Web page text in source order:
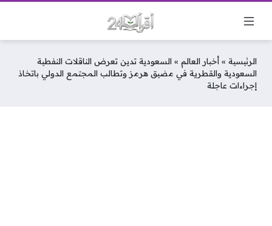
الرئيسية » أخبار العالم » السعودية تدين تعرض الناقلات النفطية
السعودية والقطرية في مضيق هرمز وتطالب المجتمع الدولي باتخاذ
إجراءات عاجلة